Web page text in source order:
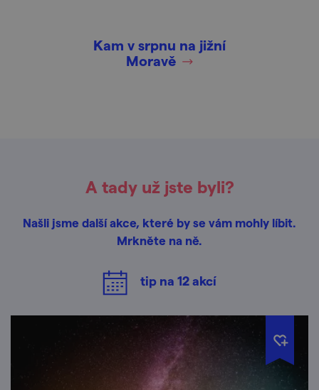
Kam v srpnu na jižní
Moravě
A tady už jste byli?
Našli jsme další akce, které by se vám mohly líbit.
Mrkněte na ně.
tip na 12akcí